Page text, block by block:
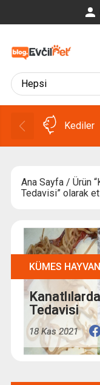
Kediler
Ana Sayfa / Ürün
Tedavisi” olarak
KÜMES
Tedavisi
18 Kas 2021